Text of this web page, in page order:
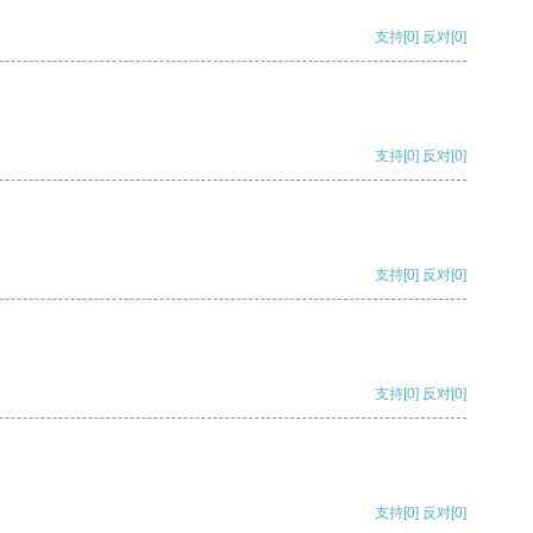
支持[0] 反对[0]
支持[0] 反对[0]
支持[0] 反对[0]
支持[0] 反对[0]
支持[0] 反对[0]